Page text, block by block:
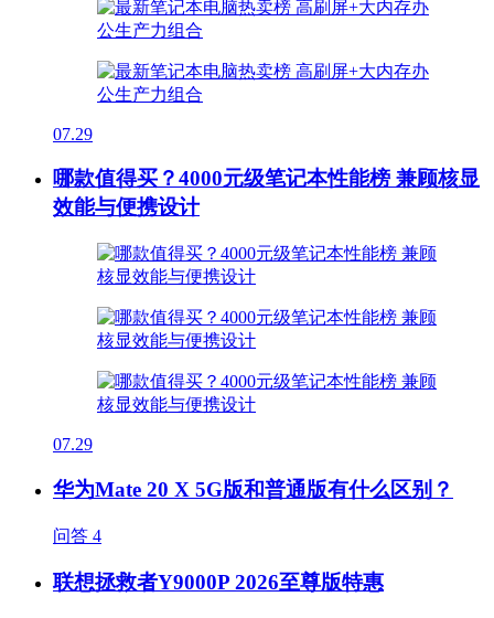
07.29
哪款值得买？4000元级笔记本性能榜 兼顾核显
效能与便携设计
07.29
华为Mate 20 X 5G版和普通版有什么区别？
问答 4
联想拯救者Y9000P 2026至尊版特惠